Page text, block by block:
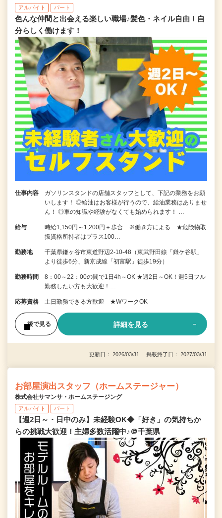
アルバイト パート
色んな仲間と出会える楽しい職場♪髪色・ネイル自由！自
分らしく働けます！
仕事内容
ガソリンスタンドの店舗スタッフとして、下記の業務をお願
いします！ ◎給油はお客様が行うので、給油業務はありませ
ん！ ◎車の知識や経験がなくても始められます！ …
給与
時給1,150円～1,200円＋歩合 ※働き方による ★危険物取
扱資格所持者はプラス100…
勤務地
千葉県鎌ヶ谷市東道野辺2-10-48（東武野田線「鎌ケ谷駅」
より徒歩6分、新京成線「初富駅」徒歩19分）
勤務時間
8：00～22：00の間で1日4h～OK ★週2日～OK！週5日フル
勤務したい方も大歓迎！…
応募資格 土日勤務できる方歓迎 ★WワークOK
後で見る 詳細を見る
更新日： 2026/03/31 掲載終了日： 2027/03/31
お部屋演出スタッフ（ホームステージャー）
株式会社サマンサ・ホームステージング
アルバイト パート
【週2日～・日中のみ】未経験OK◆「好き」の気持ちか
らの挑戦大歓迎！主婦多数活躍中♪＠千葉県